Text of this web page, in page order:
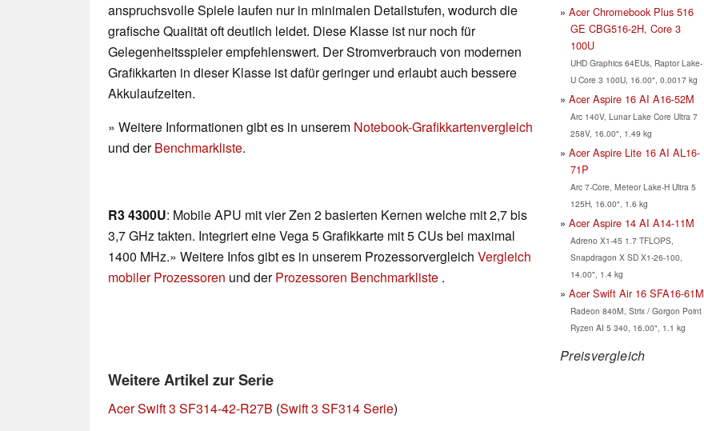
anspruchsvolle Spiele laufen nur in minimalen Detailstufen, wodurch die
grafische Qualität oft deutlich leidet. Diese Klasse ist nur noch für
Gelegenheitsspieler empfehlenswert. Der Stromverbrauch von modernen
Grafikkarten in dieser Klasse ist dafür geringer und erlaubt auch bessere
Akkulaufzeiten.
» Weitere Informationen gibt es in unserem Notebook-Grafikkartenvergleich
und derBenchmarkliste.
R3 4300U: Mobile APU mit vier Zen 2 basierten Kernen welche mit 2,7 bis
3,7 GHz takten. Integriert eine Vega 5 Grafikkarte mit 5 CUs bei maximal
1400 MHz.» Weitere Infos gibt es in unserem Prozessorvergleich Vergleich
mobiler Prozessoren und derProzessoren Benchmarkliste .
Weitere Artikel zur Serie
Acer Swift 3 SF314-42-R27B (Swift 3 SF314 Serie)
Acer Chromebook Plus 516
GE CBG516-2H, Core 3
100U
UHD Graphics 64EUs, Raptor Lake-
U Core 3 100U, 16.00", 0.0017 kg
Acer Aspire 16 AI A16-52M
Arc 140V, Lunar Lake Core Ultra 7
258V, 16.00", 1.49 kg
Acer Aspire Lite 16 AI AL16-
71P
Arc 7-Core, Meteor Lake-H Ultra 5
125H, 16.00", 1.6 kg
Acer Aspire 14 AI A14-11M
Adreno X1-45 1.7 TFLOPS,
Snapdragon X SD X1-26-100,
14.00", 1.4 kg
Acer Swift Air 16 SFA16-61M
Radeon 840M, Strix / Gorgon Point
Ryzen AI 5 340, 16.00", 1.1 kg
Preisvergleich